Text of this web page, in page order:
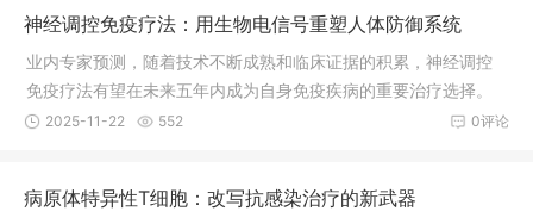
神经调控免疫疗法：用生物电信号重塑人体防御系统
业内专家预测，随着技术不断成熟和临床证据的积累，神经调控
免疫疗法有望在未来五年内成为自身免疫疾病的重要治疗选择。
到2030年，该领域市场规模预计将达到180亿美元，为全球数千
0评论
2025-11-22 552
病原体特异性T细胞：改写抗感染治疗的新武器